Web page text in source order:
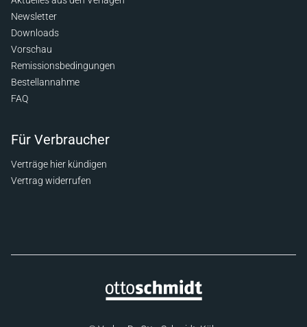
Newsletter
Downloads
Vorschau
Remissionsbedingungen
Bestellannahme
FAQ
Für Verbraucher
Verträge hier kündigen
Vertrag widerrufen